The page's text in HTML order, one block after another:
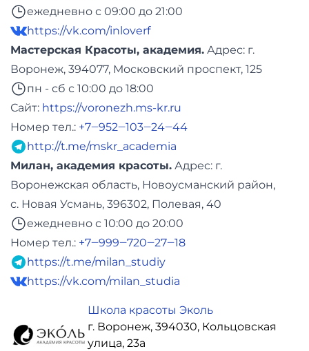
ежедневно с 09:00 до 21:00
https://vk.com/inloverf
Мастерская Красоты, академия. Адреc: г.
Воронеж, 394077, Московский проспект, 125
пн - сб с 10:00 до 18:00
Сайт: https://voronezh.ms-kr.ru
Номер тел.: +7‒952‒103‒24‒44
http://t.me/mskr_academia
Милан, академия красоты. Адреc: г.
Воронежская область, Новоусманский район,
с. Новая Усмань, 396302, Полевая, 40
ежедневно с 10:00 до 20:00
Номер тел.: +7‒999‒720‒27‒18
https://t.me/milan_studiy
https://vk.com/milan_studia
Школа красоты Эколь
г. Воронеж, 394030, Кольцовская
улица, 23а